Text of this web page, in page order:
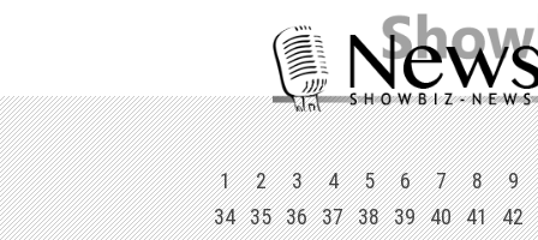
1 2 3 4 5 6 7 8 9
34 35 36 37 38 39 40 41 42